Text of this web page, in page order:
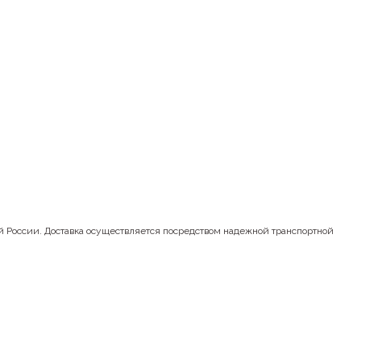
Доставка осуществляется посредством надежной транспортной